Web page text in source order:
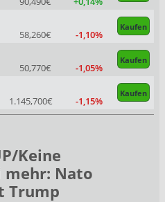
Kaufen
58,260€
-1,10%
Kaufen
50,770€
-1,05%
Kaufen
1.145,700€ -1,15%
Keine
Nato
Trump